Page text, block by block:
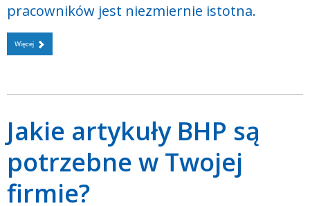
pracowników jest niezmiernie istotna.
Więcej
Jakie artykuły BHP są
potrzebne w Twojej
firmie?